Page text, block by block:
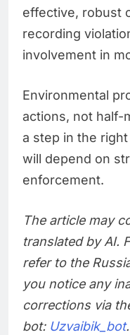
effective, robust
recording
involvement in
Environmental
actions, not half-
a step in the
will depend on
enforcement.
The article may
translated by AI.
refer to the
you notice any
corrections via
bot: Uzvaibik_bot.